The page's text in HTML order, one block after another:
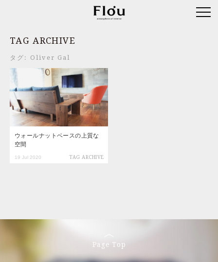
TAG ARCHIVE
タグ: Oliver Gal
ウォールナットベースの上質な
空間
19 Jul 2020 TAG ARCHIVE
Page Top